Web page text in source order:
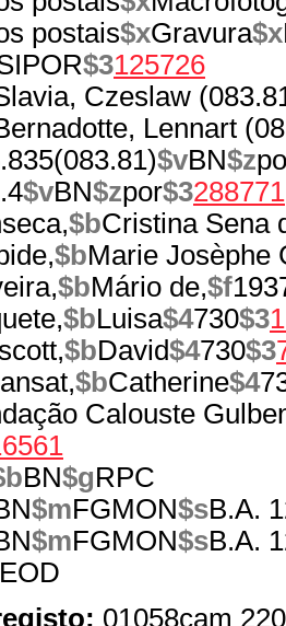
postais$xGravura$x
$3125726
Czeslaw
Lennart
$vBN$z
$vBN$zpor$3288771
$bCristina Sena
$bMarie Josèphe
$bMário de,$f
$bLuisa$4730$3
$bDavid$4730$3
$bCatherine$4
Calouste
BN$gRPC
$mFGMON$sB.A.
$mFGMON$sB.A.
01058cam